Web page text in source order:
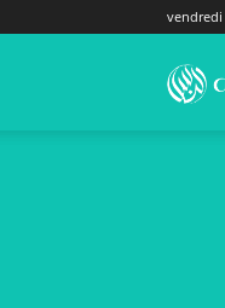
vendredi